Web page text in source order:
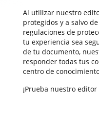
Al utilizar nuestro
protegidos y a salvo
regulaciones de
tu experiencia sea
de tu documento,
responder todas tus
centro de
¡Prueba nuestro